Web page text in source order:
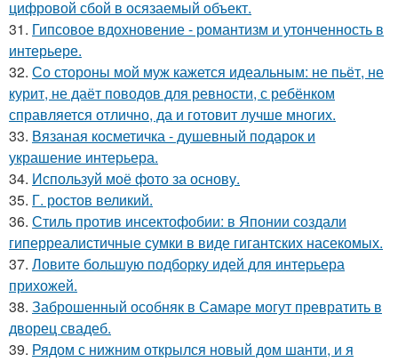
цифровой сбой в осязаемый объект.
31. Гипсовое вдохновение - романтизм и утонченность в
интерьере.
32. Со стороны мой муж кажется идеальным: не пьёт, не
курит, не даёт поводов для ревности, с ребёнком
справляется отлично, да и готовит лучше многих.
33. Вязаная косметичка - душевный подарок и
украшение интерьера.
34. Используй моё фото за основу.
35. Г. ростов великий.
36. Стиль против инсектофобии: в Японии создали
гиперреалистичные сумки в виде гигантских насекомых.
37. Ловите большую подборку идей для интерьера
прихожей.
38. Заброшенный особняк в Самаре могут превратить в
дворец свадеб.
39. Рядом с нижним открылся новый дом шанти, и я